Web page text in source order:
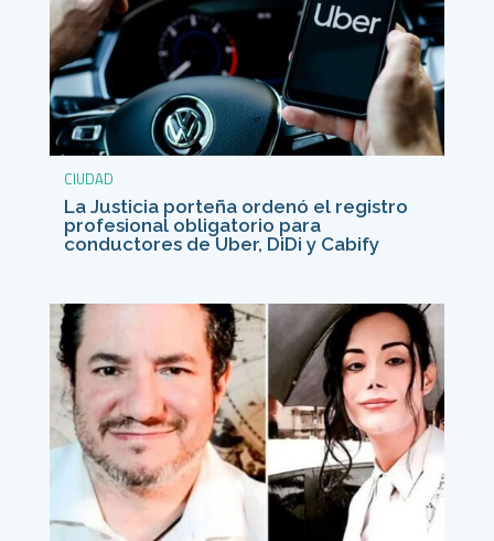
CIUDAD
La Justicia porteña ordenó el registro
profesional obligatorio para
conductores de Uber, DiDi y Cabify